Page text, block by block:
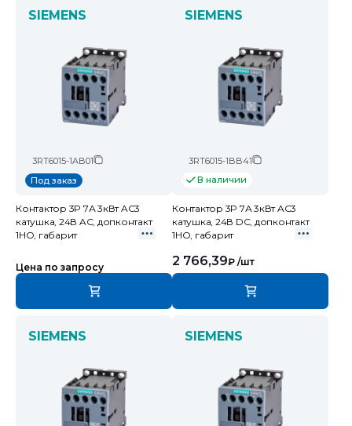
SIEMENS
3RT6015-1AB01
Под заказ
Контактор 3P 7А 3кВт AC3
катушка, 24В AC, допконтакт
1НО, габарит
Цена по запросу
SIEMENS
3RT6015-1BB41
В наличии
Контактор 3P 7А 3кВт AC3
катушка, 24В DC, допконтакт
1НО, габарит
2 766,39₽ /шт
SIEMENS SIEMENS